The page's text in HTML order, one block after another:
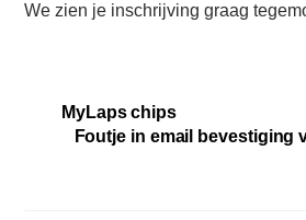
We zien je inschrijving graag
MyLaps chips
Foutje in email bevestiging